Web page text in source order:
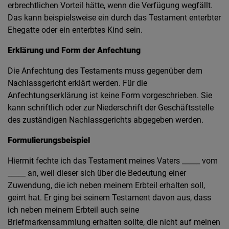
erbrechtlichen Vorteil hätte, wenn die Verfügung wegfällt.
Das kann beispielsweise ein durch das Testament enterbter
Ehegatte oder ein enterbtes Kind sein.
Erklärung und Form der Anfechtung
Die Anfechtung des Testaments muss gegenüber dem
Nachlassgericht erklärt werden. Für die
Anfechtungserklärung ist keine Form vorgeschrieben. Sie
kann schriftlich oder zur Niederschrift der Geschäftsstelle
des zuständigen Nachlassgerichts abgegeben werden.
Formulierungsbeispiel
Hiermit fechte ich das Testament meines Vaters _____ vom
_____ an, weil dieser sich über die Bedeutung einer
Zuwendung, die ich neben meinem Erbteil erhalten soll,
geirrt hat. Er ging bei seinem Testament davon aus, dass
ich neben meinem Erbteil auch seine
Briefmarkensammlung erhalten sollte, die nicht auf meinen